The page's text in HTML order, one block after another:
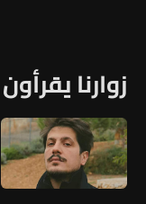
زوارنا